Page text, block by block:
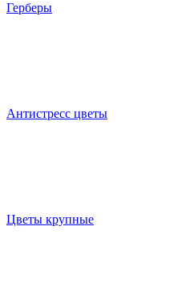
Герберы
Антистресс цветы
Цветы крупные